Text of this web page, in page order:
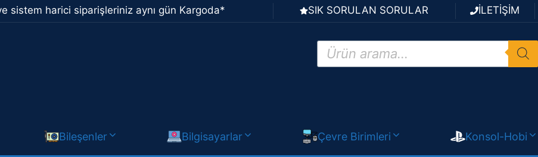
sistem harici siparişleriniz aynı gün Kargoda* SIK SORULAN SORULAR İLETİŞİM
Products
search
Bileşenler Bilgisayarlar Çevre Birimleri Konsol-Hobi